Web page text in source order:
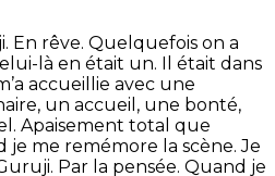
En rêve. Quelquefois on a
là en était un. Il était dans
accueillie avec une
un accueil, une bonté,
Apaisement total que
je me remémore la scène. Je
Par la pensée. Quand je